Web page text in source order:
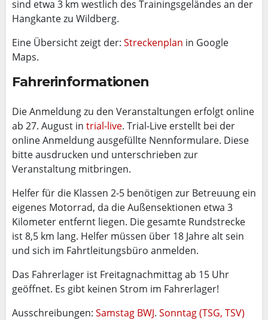
sind etwa 3 km westlich des Trainingsgeländes an der
Hangkante zu Wildberg.
Eine Übersicht zeigt der: Streckenplan in Google
Maps.
Fahrerinformationen
Die Anmeldung zu den Veranstaltungen erfolgt online
ab 27. August in trial-live. Trial-Live erstellt bei der
online Anmeldung ausgefüllte Nennformulare. Diese
bitte ausdrucken und unterschrieben zur
Veranstaltung mitbringen.
Helfer für die Klassen 2-5 benötigen zur Betreuung ein
eigenes Motorrad, da die Außensektionen etwa 3
Kilometer entfernt liegen. Die gesamte Rundstrecke
ist 8,5 km lang. Helfer müssen über 18 Jahre alt sein
und sich im Fahrtleitungsbüro anmelden.
Das Fahrerlager ist Freitagnachmittag ab 15 Uhr
geöffnet. Es gibt keinen Strom im Fahrerlager!
Ausschreibungen: Samstag BWJ. Sonntag (TSG, TSV)